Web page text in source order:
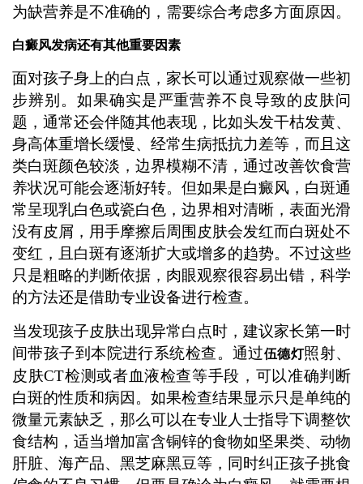
为缺营养是不准确的，需要综合考虑多方面原因。
白癜风发病还有其他重要因素
面对孩子身上的白点，家长可以通过观察做一些初
步辨别。如果确实是严重营养不良导致的皮肤问
题，通常还会伴随其他表现，比如头发干枯发黄、
身高体重增长缓慢、经常生病抵抗力差等，而且这
类白斑颜色较淡，边界模糊不清，通过改善饮食营
养状况可能会逐渐好转。但如果是白癜风，白斑通
常呈现乳白色或瓷白色，边界相对清晰，表面光滑
没有皮屑，用手摩擦后周围皮肤会发红而白斑处不
变红，且白斑有逐渐扩大或增多的趋势。不过这些
只是粗略的判断依据，肉眼观察很容易出错，科学
的方法还是借助专业设备进行检查。
当发现孩子皮肤出现异常白点时，建议家长第一时
间带孩子到本院进行系统检查。通过伍德灯照射、
皮肤CT检测或者血液检查等手段，可以准确判断
白斑的性质和病因。如果检查结果显示只是单纯的
微量元素缺乏，那么可以在专业人士指导下调整饮
食结构，适当增加富含铜锌的食物如坚果类、动物
肝脏、海产品、黑芝麻黑豆等，同时纠正孩子挑食